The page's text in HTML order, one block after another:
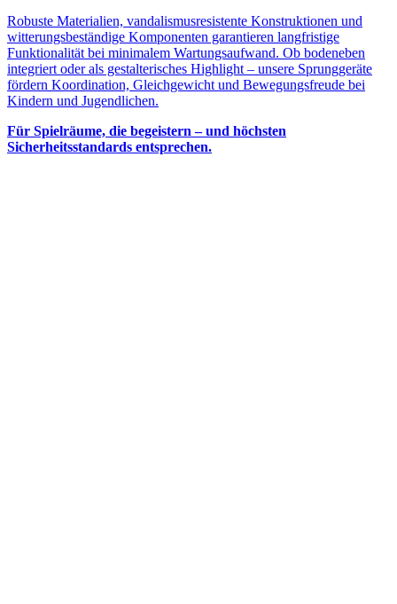
Robuste Materialien, vandalismusresistente Konstruktionen und
witterungsbeständige Komponenten garantieren langfristige
Funktionalität bei minimalem Wartungsaufwand. Ob bodeneben
integriert oder als gestalterisches Highlight – unsere Sprunggeräte
fördern Koordination, Gleichgewicht und Bewegungsfreude bei
Kindern und Jugendlichen.
Für Spielräume, die begeistern – und höchsten
Sicherheitsstandards entsprechen.